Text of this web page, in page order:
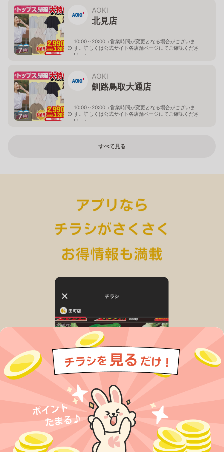
7枚
AOKI
北見店
10:00～20:00（営業時間が変更となる場合がございま
す。詳しくは公式サイト各店舗ページにてご確認くださ
い。）
7枚
AOKI
釧路鳥取大通店
10:00～20:00（営業時間が変更となる場合がございま
す。詳しくは公式サイト各店舗ページにてご確認くださ
い。）
すべて見る